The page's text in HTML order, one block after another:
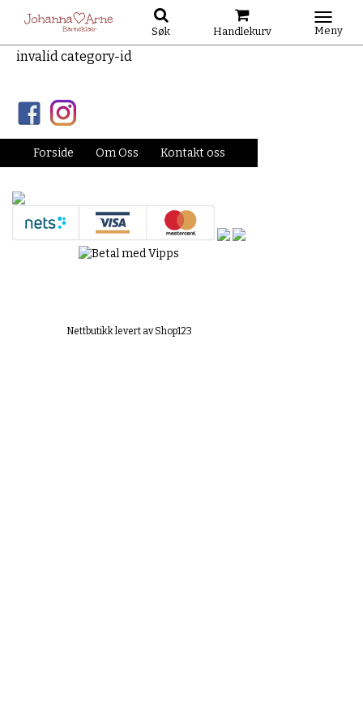
Søk Handlekurv Meny
invalid category-id
Forside Om Oss Kontakt oss
Nettbutikk levert av Shop123